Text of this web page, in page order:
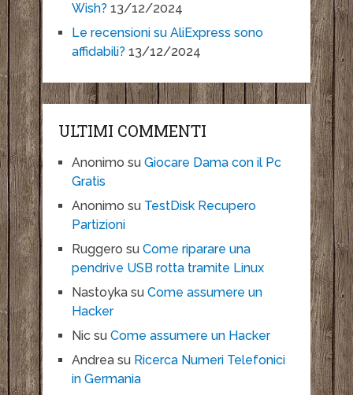
Wish? 13/12/2024
Le recensioni su AliExpress sono
affidabili? 13/12/2024
ULTIMI COMMENTI
Anonimo su Giocare Dama con il Pc
Gratis
Anonimo su TestDisk Recupero
Partizioni
Ruggero su Come riparare una
pendrive USB rotta tramite Linux
Nastoykasu Come assumere un
Hacker
Nicsu Come assumere un Hacker
Andreasu Ricerca Numeri Telefonici
in Germania